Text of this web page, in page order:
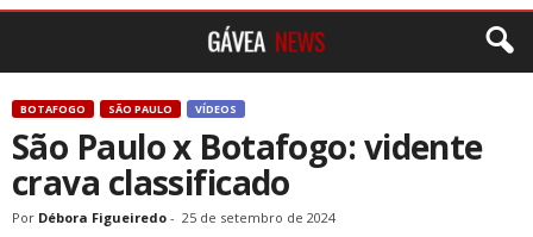
BOTAFOGO SÃO PAULO VÍDEOS
São Paulo x Botafogo: vidente
crava classificado
Por Débora Figueiredo - 25 de setembro de 2024